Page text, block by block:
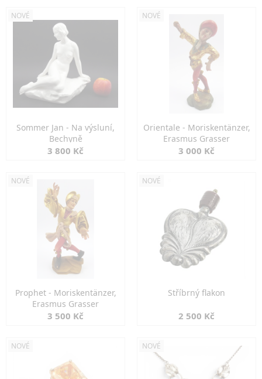
NOVÉ
Sommer Jan - Na výsluní,
Bechyně
3 800 Kč
NOVÉ
Orientale - Moriskentänzer,
Erasmus Grasser
3 000 Kč
NOVÉ
Prophet - Moriskentänzer,
Erasmus Grasser
3 500 Kč
NOVÉ
Stříbrný flakon
2 500 Kč
NOVÉ NOVÉ